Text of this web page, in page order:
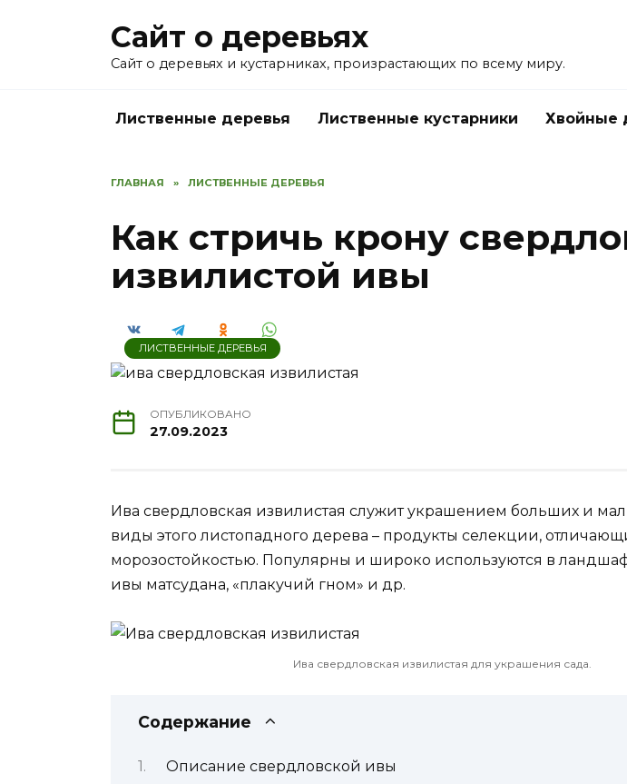
Сайт о деревьях
Сайт о деревьях и кустарниках, произрастающих по всему миру.
Лиственные деревья Лиственные кустарники Хвойные
ГЛАВНАЯ » ЛИСТВЕННЫЕ ДЕРЕВЬЯ
Как стричь крону
извилистой ивы
ЛИСТВЕННЫЕ ДЕРЕВЬЯ
ОПУБЛИКОВАНО
27.09.2023
Ива свердловская извилистая служит украшением больших и
виды этого листопадного дерева – продукты селекции,
морозостойкостью. Популярны и широко используются в
ивы матсудана, «плакучий гном» и др.
Ива свердловская извилистая для украшения сада.
Содержание
Описание свердловской ивы